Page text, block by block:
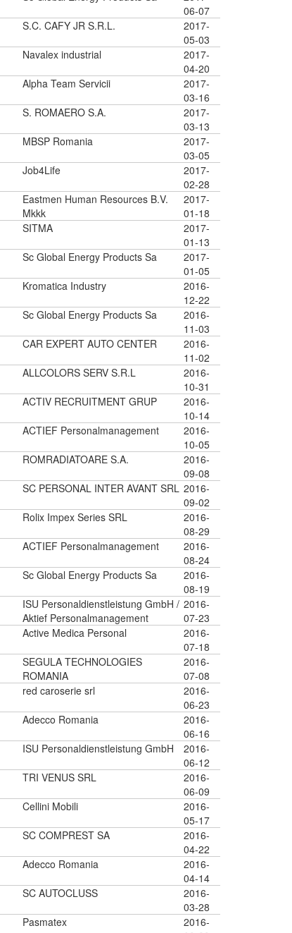
06-07
S.C. CAFY JR S.R.L.
2017-
05-03
Navalex industrial
2017-
04-20
Alpha Team Servicii
2017-
03-16
S. ROMAERO S.A.
2017-
03-13
MBSP Romania
2017-
03-05
Job4Life
2017-
02-28
Eastmen Human Resources B.V.
Mkkk
2017-
01-18
SITMA
2017-
01-13
Sc Global Energy Products Sa
2017-
01-05
Kromatica Industry
2016-
12-22
Sc Global Energy Products Sa
2016-
11-03
CAR EXPERT AUTO CENTER
2016-
11-02
ALLCOLORS SERV S.R.L
2016-
10-31
ACTIV RECRUITMENT GRUP
2016-
10-14
ACTIEF Personalmanagement
2016-
10-05
ROMRADIATOARE S.A.
2016-
09-08
SC PERSONAL INTER AVANT SRL 2016-
09-02
Rolix Impex Series SRL
2016-
08-29
ACTIEF Personalmanagement
2016-
08-24
Sc Global Energy Products Sa
2016-
08-19
ISU Personaldienstleistung GmbH /
Aktief Personalmanagement
2016-
07-23
Active Medica Personal
2016-
07-18
SEGULA TECHNOLOGIES
ROMANIA
2016-
07-08
red caroserie srl
2016-
06-23
Adecco Romania
2016-
06-16
ISU Personaldienstleistung GmbH
2016-
06-12
TRI VENUS SRL
2016-
06-09
Cellini Mobili
2016-
05-17
SC COMPREST SA
2016-
04-22
Adecco Romania
2016-
04-14
SC AUTOCLUSS
2016-
03-28
Pasmatex
2016-